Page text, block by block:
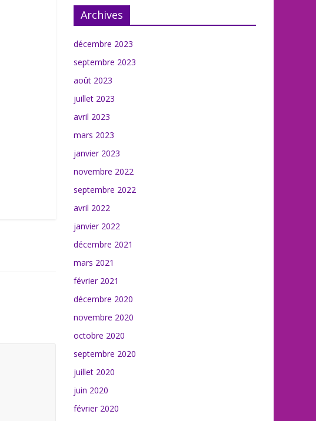
Archives
décembre 2023
septembre 2023
août 2023
juillet 2023
avril 2023
mars 2023
janvier 2023
novembre 2022
septembre 2022
avril 2022
janvier 2022
décembre 2021
mars 2021
février 2021
décembre 2020
novembre 2020
octobre 2020
septembre 2020
juillet 2020
juin 2020
février 2020